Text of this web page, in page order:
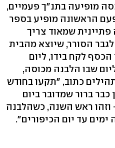
מופיעה בתנ"ך פעמיים,
הראשונה מופיע בספר
שמאוד צריך
הסורר, שיוצא מהבית
לקח בידו, ליום
שבו הלבנה מכוסה,
כתוב, "תקעו בחודש
ברור שמדובר ביום
ראש השנה, כשהלבנה
עד יום הכיפורים".